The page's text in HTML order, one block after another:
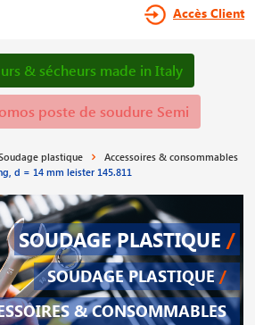
Accès Client
& sécheurs made in Italy
poste de soudure Semi
plastique
Accessoires & consommables
d = 14 mm leister 145.811
SOUDAGE PLASTIQUE /
SOUDAGE PLASTIQUE /
& CONSOMMABLES